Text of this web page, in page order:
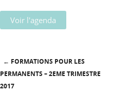
Voir l'agenda
Post navigation
← FORMATIONS POUR LES
PERMANENTS – 2EME TRIMESTRE
2017